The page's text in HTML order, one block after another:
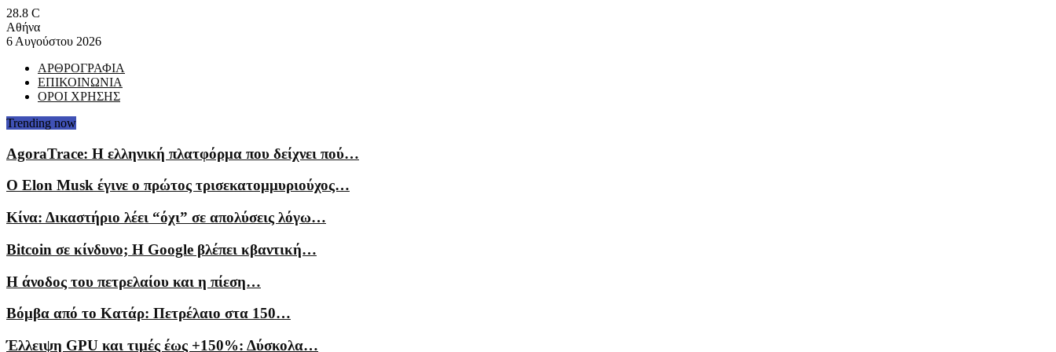
28.8 C
Αθήνα
6 Αυγούστου 2026
ΑΡΘΡΟΓΡΑΦΙΑ
ΕΠΙΚΟΙΝΩΝΙΑ
ΟΡΟΙ ΧΡΗΣΗΣ
Trending now
AgoraTrace: Η ελληνική πλατφόρμα που δείχνει πού…
Ο Elon Musk έγινε ο πρώτος τρισεκατομμυριούχος…
Κίνα: Δικαστήριο λέει “όχι” σε απολύσεις λόγω…
Bitcoin σε κίνδυνο; Η Google βλέπει κβαντική…
Η άνοδος του πετρελαίου και η πίεση…
Βόμβα από το Κατάρ: Πετρέλαιο στα 150…
Έλλειψη GPU και τιμές έως +150%: Δύσκολα…